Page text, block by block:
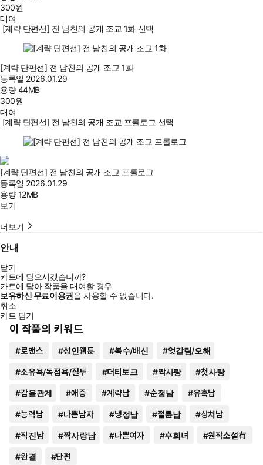
300원
대여
[계략 단편선] 전 남친의 공개 조교 1화 선택
[계략 단편선] 전 남친의 공개 조교 1화
등록일 2026.01.29
용량44MB
300원
대여
[계략 단편선] 전 남친의 공개 조교 프롤로그 선택
[계략 단편선] 전 남친의 공개 조교 프롤로그
등록일 2026.01.29
용량12MB
보기
더보기
안내
닫기
카트에 담으시겠습니까?
카트에 담아 작품을 대여할 경우
보유하신 무료이용권을 사용할 수 없습니다.
취소
카트 담기
이 작품의 키워드
#로맨스 #성인웹툰 #복수/배신 #엇갈림/오해
#소유욕/독점욕/질투 #더티토크 #짝사랑 #첫사랑
#갑을관계 #애증 #계략남 #순정남 #유혹남
#능력남 #나쁜남자 #냉정남 #절륜남 #상처남
#직진남 #짝사랑남 #나쁜여자 #후회녀 #원작소설有
#완결 #단편